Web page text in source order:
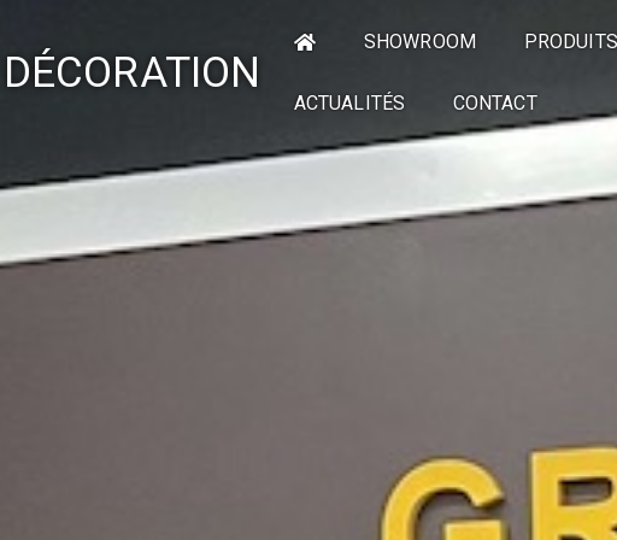
SHOWROOM PRODUITS
ACTUALITÉS CONTACT